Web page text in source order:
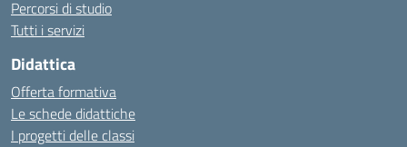
Percorsi di studio
Tutti i servizi
Didattica
Offerta formativa
Le schede didattiche
I progetti delle classi